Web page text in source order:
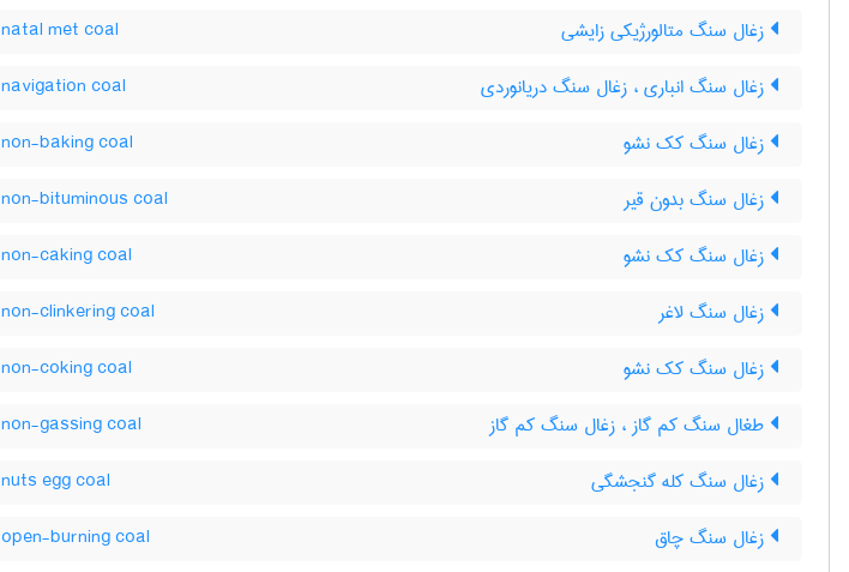
زغال سنگ متالورژیکی زایشی natal met coal
زغال سنگ انباری ، زغال سنگ دریانوردی navigation coal
زغال سنگ کک نشو non-baking coal
زغال سنگ بدون قیر non-bituminous coal
زغال سنگ کک نشو non-caking coal
زغال سنگ لاغر non-clinkering coal
زغال سنگ کک نشو non-coking coal
طغال سنگ کم گاز ، زغال سنگ کم گاز non-gassing coal
زغال سنگ کله گنجشگی nuts egg coal
زغال سنگ چاق open-burning coal